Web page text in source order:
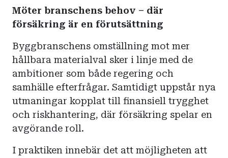
Möter branschens behov – där
försäkring är en förutsättning
Byggbranschens omställning mot mer
hållbara materialval sker i linje med de
ambitioner som både regering och
samhälle efterfrågar. Samtidigt uppstår nya
utmaningar kopplat till finansiell trygghet
och riskhantering, där försäkring spelar en
avgörande roll.
I praktiken innebär det att möjligheten att